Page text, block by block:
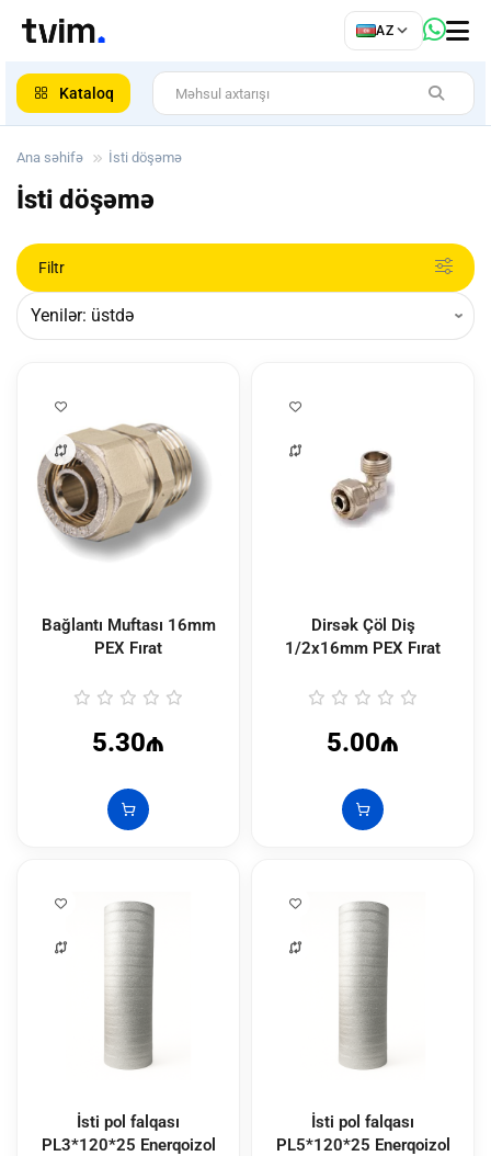
AZ
Kataloq
Ana səhifə İsti döşəmə
İsti döşəmə
Filtr
Bağlantı Muftası 16mm
PEX Fırat
5.30₼
Dirsək Çöl Diş
1/2x16mm PEX Fırat
5.00₼
İsti pol falqası
PL3*120*25 Enerqoizol
İsti pol falqası
PL5*120*25 Enerqoizol